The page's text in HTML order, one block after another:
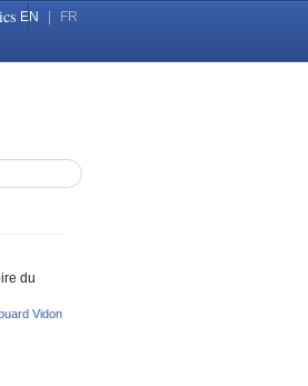
EN FR
du
Vidon